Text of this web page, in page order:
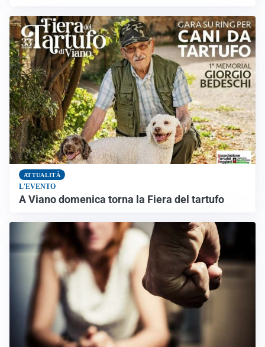
ATTUALITÀ
L'EVENTO
A Viano domenica torna la Fiera del tartufo